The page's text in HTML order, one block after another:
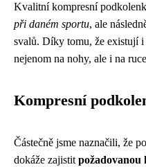
Kvalitní kompresní
při daném sportu, ale
svalů. Díky tomu, že existují
nejenom na nohy, ale i na
Kompresní
Částečně jsme naznačili, že
dokáže zajistit požadovanou